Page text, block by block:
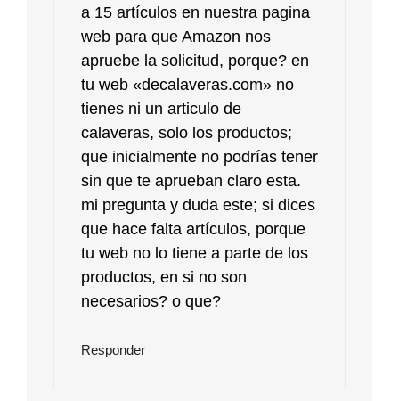
a 15 artículos en nuestra pagina
web para que Amazon nos
apruebe la solicitud, porque? en
tu web «decalaveras.com» no
tienes ni un articulo de
calaveras, solo los productos;
que inicialmente no podrías tener
sin que te aprueban claro esta.
mi pregunta y duda este; si dices
que hace falta artículos, porque
tu web no lo tiene a parte de los
productos, en si no son
necesarios? o que?
Responder